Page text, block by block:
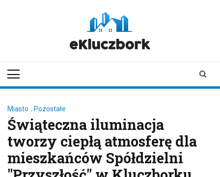
Miasto , Pozostałe
Świąteczna iluminacja
tworzy ciepłą atmosferę dla
mieszkańców Spółdzielni